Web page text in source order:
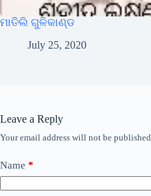
ମାତିଲି ଗୁଳିକାଣ୍ଡ
July 25, 2020
Leave a Reply
Your email address will not be published.
Name *